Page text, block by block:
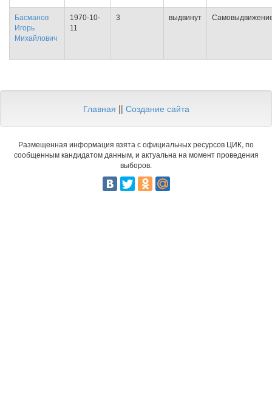
Басманов
Игорь
Михайлович
1970-10-
11
3 выдвинут
Главная || Создание сайта
Размещенная информация взята с официальных ресурсов ЦИК, по
сообщенным кандидатом данным, и актуальна на момент проведения
выборов.